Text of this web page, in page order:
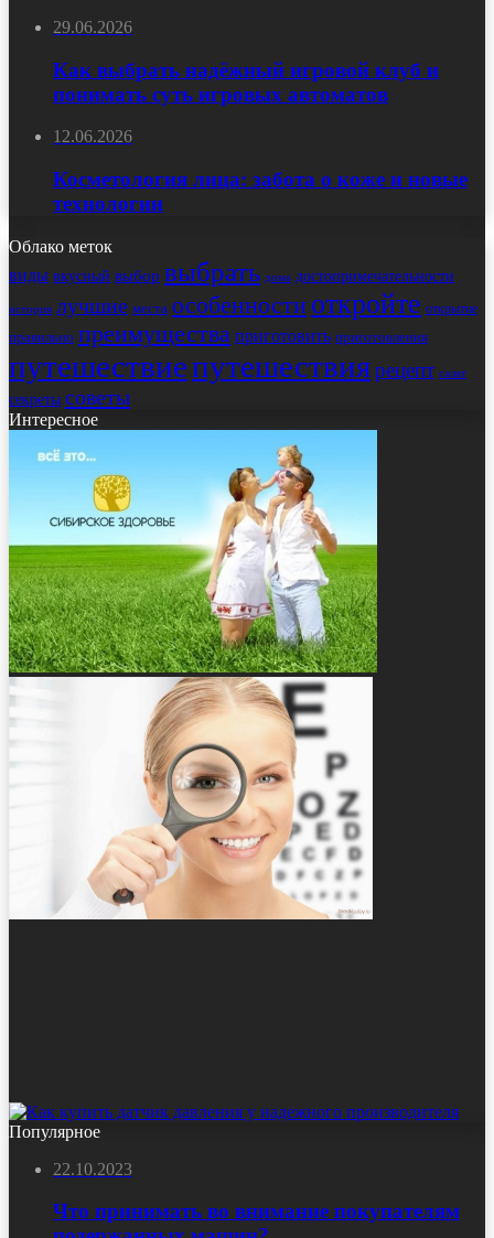
29.06.2026
Как выбрать надёжный игровой клуб и
понимать суть игровых автоматов
12.06.2026
Косметология лица: забота о коже и новые
технологии
Облако меток
виды вкусный выбор выбрать дома достопримечательности
история лучшие места особенности откройте открытие
правильно преимущества приготовить приготовления
путешествиепутешествиярецепт салат
секреты советы
Интересное
Популярное
22.10.2023
Что принимать во внимание покупателям